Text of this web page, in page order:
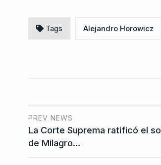
Tags Alejandro Horowicz
PREV NEWS
La Corte Suprema ratificó el
de Milagro…